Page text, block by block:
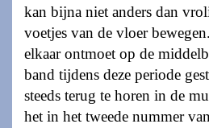
kan bijna niet anders dan
voetjes van de vloer
elkaar ontmoet op de
band tijdens deze periode
steeds terug te horen in de
het in het tweede nummer